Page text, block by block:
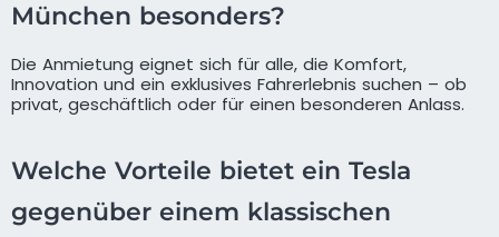
München besonders?
Die Anmietung eignet sich für alle, die Komfort,
Innovation und ein exklusives Fahrerlebnis suchen – ob
privat, geschäftlich oder für einen besonderen Anlass.
Welche Vorteile bietet ein Tesla
gegenüber einem klassischen